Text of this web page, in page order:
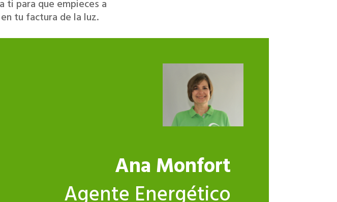
ti para que empieces a
tu factura de la luz.
Ana Monfort
Agente Energético